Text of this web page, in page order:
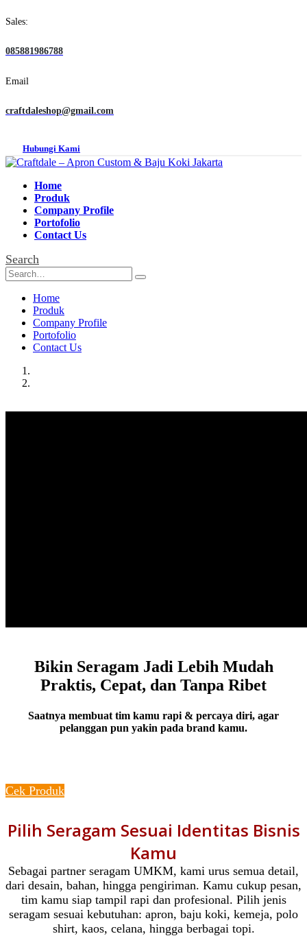
Sales:
085881986788
Email
craftdaleshop@gmail.com
Hubungi Kami
Home
Produk
Company Profile
Portofolio
Contact Us
Search
Home
Produk
Company Profile
Portofolio
Contact Us
Bikin Seragam Jadi Lebih Mudah
Praktis, Cepat, dan Tanpa Ribet
Saatnya membuat tim kamu rapi & percaya diri, agar
pelanggan pun yakin pada brand kamu.
Cek Produk
Pilih Seragam Sesuai Identitas Bisnis
Kamu
Sebagai partner seragam UMKM, kami urus semua detail,
dari desain, bahan, hingga pengiriman. Kamu cukup pesan,
tim kamu siap tampil rapi dan profesional. Pilih jenis
seragam sesuai kebutuhan: apron, baju koki, kemeja, polo
shirt, kaos, celana, hingga berbagai topi.